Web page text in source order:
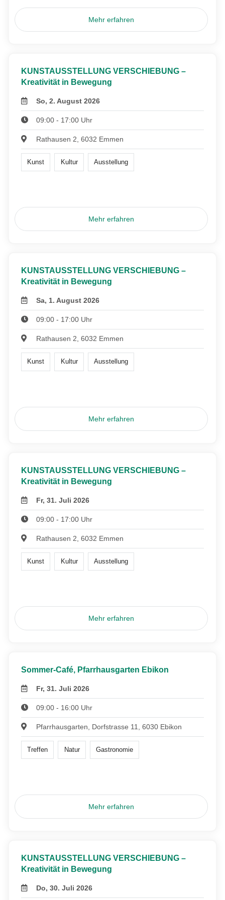
Mehr erfahren
KUNSTAUSSTELLUNG VERSCHIEBUNG –
Kreativität in Bewegung
So, 2. August 2026
09:00 - 17:00 Uhr
Rathausen 2, 6032 Emmen
Kunst Kultur Ausstellung
Mehr erfahren
KUNSTAUSSTELLUNG VERSCHIEBUNG –
Kreativität in Bewegung
Sa, 1. August 2026
09:00 - 17:00 Uhr
Rathausen 2, 6032 Emmen
Kunst Kultur Ausstellung
Mehr erfahren
KUNSTAUSSTELLUNG VERSCHIEBUNG –
Kreativität in Bewegung
Fr, 31. Juli 2026
09:00 - 17:00 Uhr
Rathausen 2, 6032 Emmen
Kunst Kultur Ausstellung
Mehr erfahren
Sommer-Café, Pfarrhausgarten Ebikon
Fr, 31. Juli 2026
09:00 - 16:00 Uhr
Pfarrhausgarten, Dorfstrasse 11, 6030 Ebikon
Treffen Natur Gastronomie
Mehr erfahren
KUNSTAUSSTELLUNG VERSCHIEBUNG –
Kreativität in Bewegung
Do, 30. Juli 2026